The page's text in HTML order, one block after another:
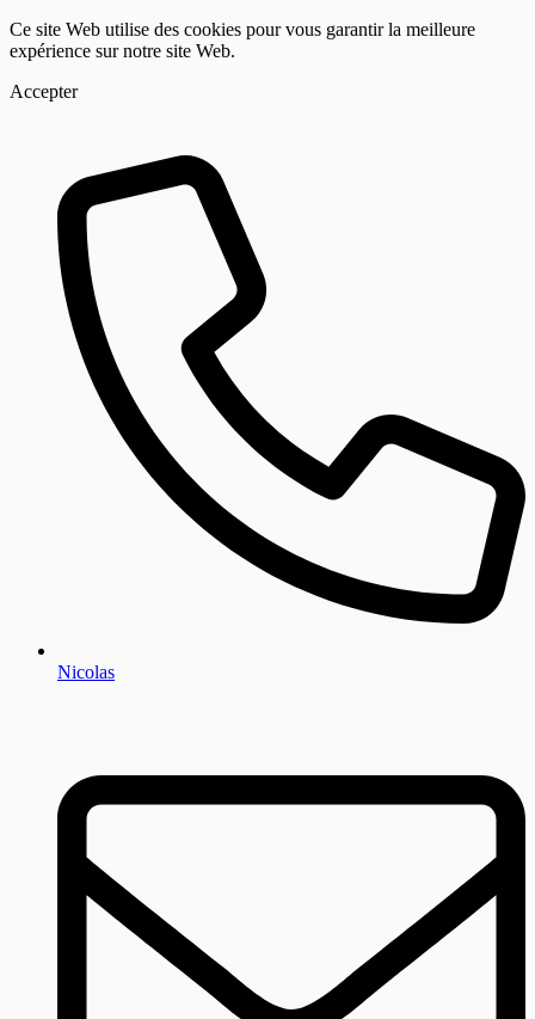
Ce site Web utilise des cookies pour vous garantir la meilleure
expérience sur notre site Web.
Accepter
Nicolas